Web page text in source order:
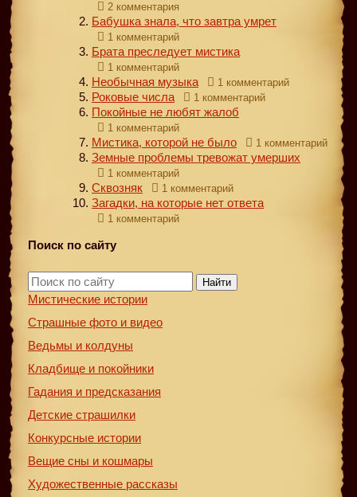
2 комментария
Бабушка знала, что завтра умрет
1 комментарий
Брата преследует мистика
1 комментарий
Необычная музыка 1 комментарий
Роковые числа 1 комментарий
Покойные не любят жалоб
1 комментарий
Мистика, которой не было 1 комментарий
Земные проблемы тревожат умерших
1 комментарий
Сквозняк 1 комментарий
Загадки, на которые нет ответа
1 комментарий
Поиск по сайту
Найти
Мистические истории
Страшные фото и видео
Ведьмы и колдуны
Кладбище и покойники
Гадания и предсказания
Детские страшилки
Конкурсные истории
Вещие сны и кошмары
Художественные рассказы